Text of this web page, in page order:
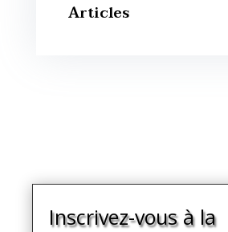
Articles
Inscrivez-vous à la